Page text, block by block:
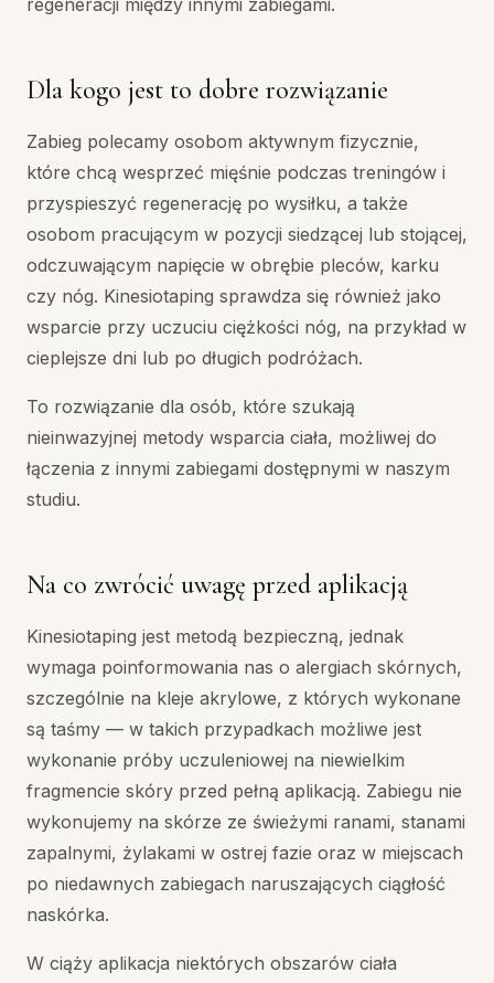
Dla kogo jest to dobre rozwiązanie
Zabieg polecamy osobom aktywnym fizycznie,
które chcą wesprzeć mięśnie podczas treningów i
przyspieszyć regenerację po wysiłku, a także
osobom pracującym w pozycji siedzącej lub stojącej,
odczuwającym napięcie w obrębie pleców, karku
czy nóg. Kinesiotaping sprawdza się również jako
wsparcie przy uczuciu ciężkości nóg, na przykład w
cieplejsze dni lub po długich podróżach.
To rozwiązanie dla osób, które szukają
nieinwazyjnej metody wsparcia ciała, możliwej do
łączenia z innymi zabiegami dostępnymi w naszym
studiu.
Na co zwrócić uwagę przed aplikacją
Kinesiotaping jest metodą bezpieczną, jednak
wymaga poinformowania nas o alergiach skórnych,
szczególnie na kleje akrylowe, z których wykonane
są taśmy — w takich przypadkach możliwe jest
wykonanie próby uczuleniowej na niewielkim
fragmencie skóry przed pełną aplikacją. Zabiegu nie
wykonujemy na skórze ze świeżymi ranami, stanami
zapalnymi, żylakami w ostrej fazie oraz w miejscach
po niedawnych zabiegach naruszających ciągłość
naskórka.
W ciąży aplikacja niektórych obszarów ciała